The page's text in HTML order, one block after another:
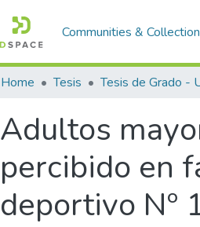
Communities &
Home Tesis Tesis de Grado -
Adultos
percibido en
deportivo Nº